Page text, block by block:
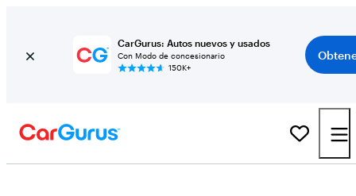
CarGurus: Autos nuevos y usados
Con Modo de concesionario
150K+